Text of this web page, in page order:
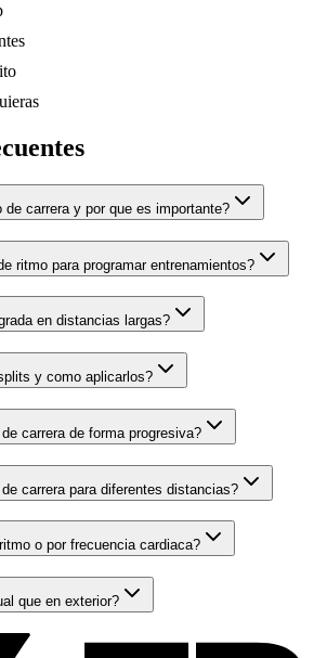
carrera y por que es importante?
ritmo para programar entrenamientos?
en distancias largas?
y como aplicarlos?
carrera de forma progresiva?
carrera para diferentes distancias?
o por frecuencia cardiaca?
que en exterior?